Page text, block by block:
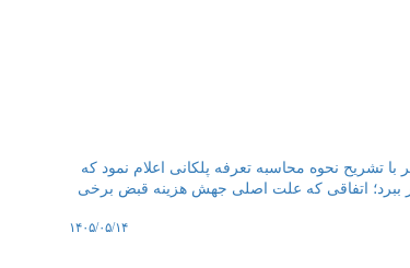
تشریح نحوه محاسبه تعرفه پلکانی اعلام نمود که
ببرد؛ اتفاقی که علت اصلی جهش هزینه قبض برخی
۱۴۰۵/۰۵/۱۴